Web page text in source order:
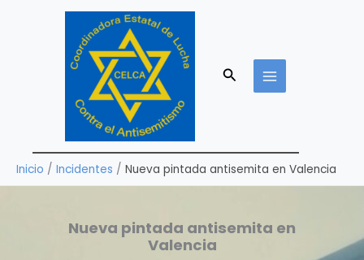
Buscar
Inicio Incidentes Nueva pintada antisemita en Valencia
Nueva pintada antisemita en
Valencia